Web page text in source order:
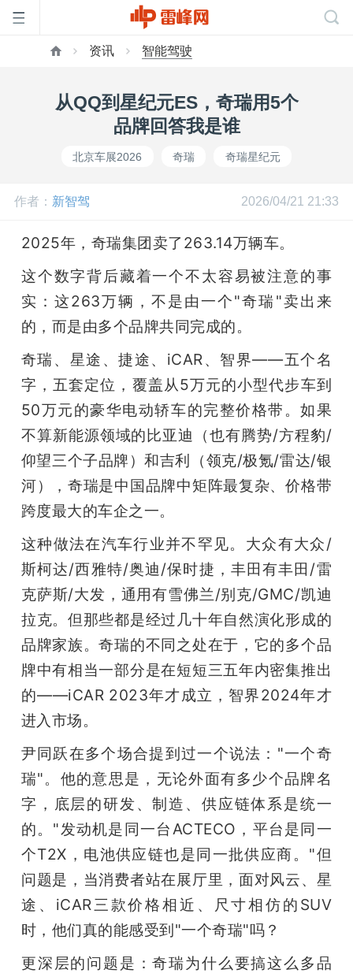
公
开
课
动
中
心
GAIR
题
爱
搞
机
资讯 智能驾驶
从QQ到星纪元ES，奇瑞用5个
品牌回答我是谁
北京车展2026 奇瑞 奇瑞星纪元
作者： 新智驾 2026/04/21 21:33
2025年，奇瑞集团卖了263.14万辆车。
这个数字背后藏着一个不太容易被注意的事
实：这263万辆，不是由一个"奇瑞"卖出来
的，而是由多个品牌共同完成的。
奇瑞、星途、捷途、iCAR、智界——五个名
字，五套定位，覆盖从5万元的小型代步车到
50万元的豪华电动轿车的完整价格带。如果
不算新能源领域的比亚迪（也有腾势/方程豹/
仰望三个子品牌）和吉利（领克/极氪/雷达/银
河），奇瑞是中国品牌中矩阵最复杂、价格带
跨度最大的车企之一。
这种做法在汽车行业并不罕见。大众有大众/
斯柯达/西雅特/奥迪/保时捷，丰田有丰田/雷
克萨斯/大发，通用有雪佛兰/别克/GMC/凯迪
拉克。但那些都是经过几十年自然演化形成的
品牌家族。奇瑞的不同之处在于，它的多个品
牌中有相当一部分是在短短三五年内密集推出
的——iCAR 2023年才成立，智界2024年才
进入市场。
尹同跃在多个场合提到过一个说法："一个奇
瑞"。他的意思是，无论外面有多少个品牌名
字，底层的研发、制造、供应链体系是统一
的。"发动机是同一台ACTECO，平台是同一
个T2X，电池供应链也是同一批供应商。"但
问题是，当消费者站在展厅里，面对风云、星
途、iCAR三款价格相近、尺寸相仿的SUV
时，他们真的能感受到"一个奇瑞"吗？
更深层的问题是：奇瑞为什么要搞这么多品